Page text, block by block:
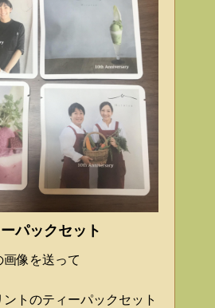
パックセット
画像を送って
トのティーパックセット